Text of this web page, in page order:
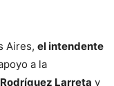
Aires, el intendente
a la
Larreta y